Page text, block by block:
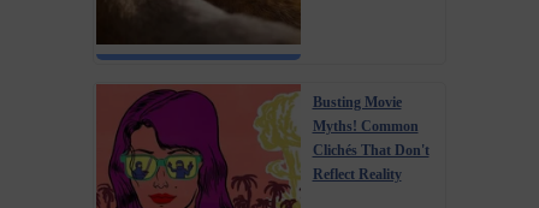
Busting Movie
Myths! Common
Clichés That Don't
Reflect Reality